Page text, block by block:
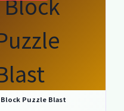
Block Puzzle Blast